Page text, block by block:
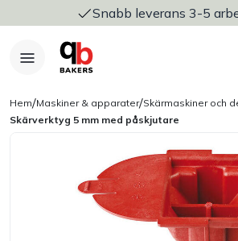
Snabb leverans 3-5
Bakers Pureline
Hem/Maskiner & apparater/Skärmaskiner och
Skärverktyg 5 mm med påskjutare